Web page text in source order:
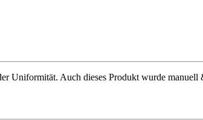
Uniformität. Auch dieses Produkt wurde